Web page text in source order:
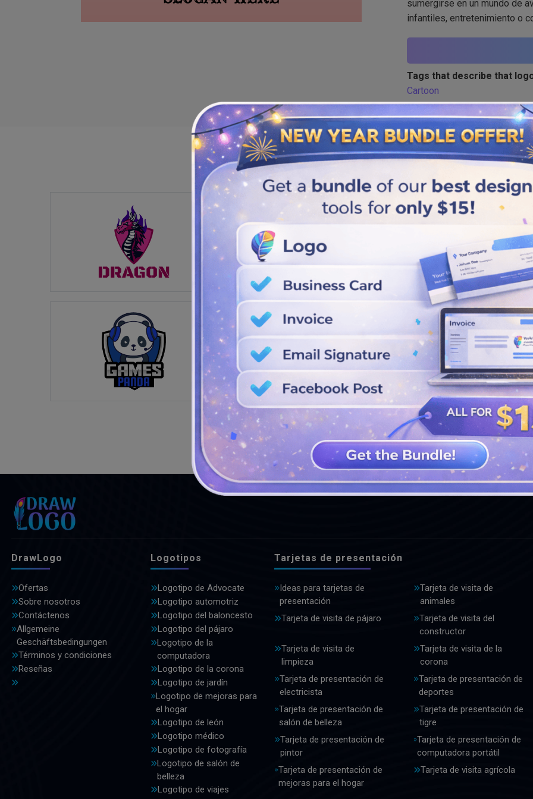
sumergirse en un mundo de
infantiles, entretenimiento o
Tags that describe that
Cartoon
Similar logos
VER MÁS DISEÑOS
DrawLogo
Ofertas
Sobre nosotros
Contáctenos
Allgemeine
Geschäftsbedingungen
Términos y condiciones
Reseñas
Logotipos
Logotipo de Advocate
Logotipo automotriz
Logotipo del baloncesto
Logotipo del pájaro
Logotipo de la
computadora
Logotipo de la corona
Logotipo de jardín
Logotipo de mejoras para
el hogar
Logotipo de león
Logotipo médico
Logotipo de fotografía
Logotipo de salón de
belleza
Logotipo de viajes
Tarjetas de presentación
Ideas para tarjetas de
presentación
Tarjeta de visita de
animales
Tarjeta de visita de pájaro
Tarjeta de visita del
constructor
Tarjeta de visita de
limpieza
Tarjeta de visita de la
corona
Tarjeta de presentación de
electricista
Tarjeta de presentación de
deportes
Tarjeta de presentación de
salón de belleza
Tarjeta de presentación de
tigre
Tarjeta de presentación de
pintor
Tarjeta de presentación de
computadora portátil
Tarjeta de presentación de
mejoras para el hogar
Tarjeta de visita agrícola